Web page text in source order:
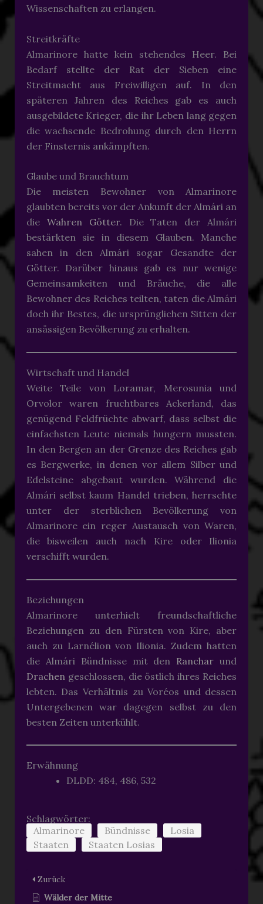
Wissenschaften zu erlangen.
Streitkräfte
Almarinore hatte kein stehendes Heer. Bei
Bedarf stellte der Rat der Sieben eine
Streitmacht aus Freiwilligen auf. In den
späteren Jahren des Reiches gab es auch
ausgebildete Krieger, die ihr Leben lang gegen
die wachsende Bedrohung durch den Herrn
der Finsternis ankämpften.
Glaube und Brauchtum
Die meisten Bewohner von Almarinore
glaubten bereits vor der Ankunft der Almári an
die Wahren Götter. Die Taten der Almári
bestärkten sie in diesem Glauben. Manche
sahen in den Almári sogar Gesandte der
Götter. Darüber hinaus gab es nur wenige
Gemeinsamkeiten und Bräuche, die alle
Bewohner des Reiches teilten, taten die Almári
doch ihr Bestes, die ursprünglichen Sitten der
ansässigen Bevölkerung zu erhalten.
Wirtschaft und Handel
Weite Teile von Loramar, Merosunia und
Orvolor waren fruchtbares Ackerland, das
genügend Feldfrüchte abwarf, dass selbst die
einfachsten Leute niemals hungern mussten.
In den Bergen an der Grenze des Reiches gab
es Bergwerke, in denen vor allem Silber und
Edelsteine abgebaut wurden. Während die
Almári selbst kaum Handel trieben, herrschte
unter der sterblichen Bevölkerung von
Almarinore ein reger Austausch von Waren,
die bisweilen auch nach Kire oder Ilionia
verschifft wurden.
Beziehungen
Almarinore unterhielt freundschaftliche
Beziehungen zu den Fürsten von Kire, aber
auch zu Larnélion von Ilionia. Zudem hatten
die Almári Bündnisse mit den Ranchar und
Drachen geschlossen, die östlich ihres Reiches
lebten. Das Verhältnis zu Voréos und dessen
Untergebenen war dagegen selbst zu den
besten Zeiten unterkühlt.
Erwähnung
DLDD: 484, 486, 532
Schlagwörter:
Almarinore
Bündnisse
Losia
Staaten
Staaten Losias
Zurück
Wälder der Mitte